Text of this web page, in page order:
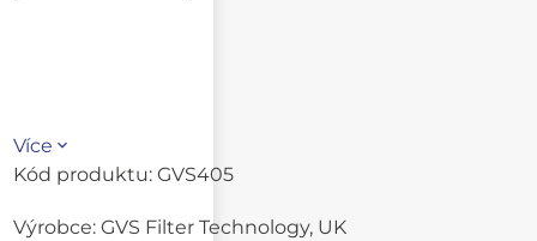
Více
Kód produktu: GVS405
Výrobce: GVS Filter Technology, UK